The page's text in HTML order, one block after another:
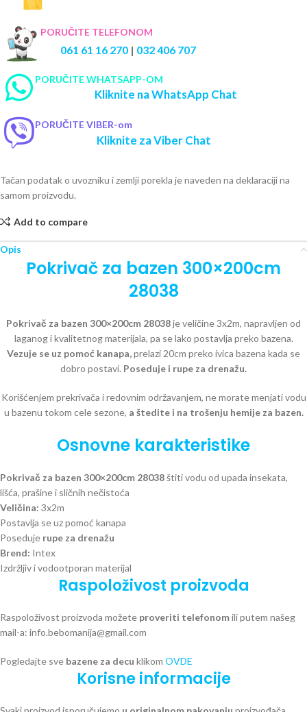
PORUČITE TELEFONOM
061 61 16 270 | 032 406 707
PORUČITE WHATSAPP-OM
Kliknite na WhatsApp Chat
PORUČITE VIBER-om
Kliknite za Viber Chat
Tačan podatak o uvozniku i zemlji porekla je naveden na deklaraciji na
samom proizvodu.
Add to compare
Opis
Pokrivač za bazen 300×200cm
28038
Pokrivač za bazen 300×200cm 28038je veličine 3x2m, napravljen od
laganog i kvalitetnog materijala, pa se lako postavlja preko bazena.
Vezuje se uz pomoć kanapa,prelazi 20cm preko ivica bazena kada se
dobro postavi. Poseduje i rupe za drenažu.
Korišćenjem prekrivača i redovnim održavanjem, ne morate menjati vodu
u bazenu tokom cele sezone, a štedite i na trošenju hemije za bazen.
Osnovne karakteristike
Pokrivač za bazen 300×200cm 28038štiti vodu od upada insekata,
lišća, prašine i sličnih nečistoća
Veličina: 3x2m
Postavlja se uz pomoć kanapa
Poseduje rupe za drenažu
Brend: Intex
Izdržljiv i vodootporan materijal
Raspoloživost proizvoda
Raspoloživost proizvoda možete proveriti telefonomili putem našeg
mail-a: info.bebomanija@gmail.com
Pogledajte sve bazene za decu klikom OVDE
Korisne informacije